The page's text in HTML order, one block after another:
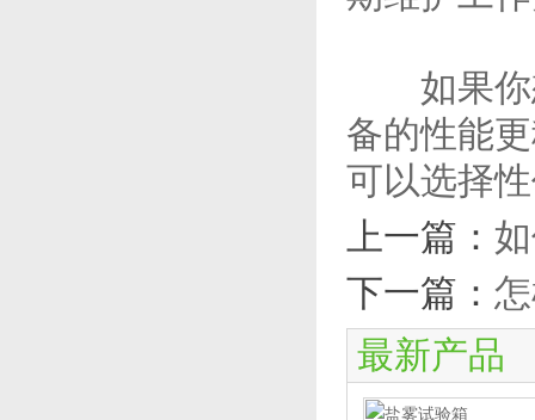
如果你想
备的性能
可以选择
上一篇：
下一篇：
最新产品